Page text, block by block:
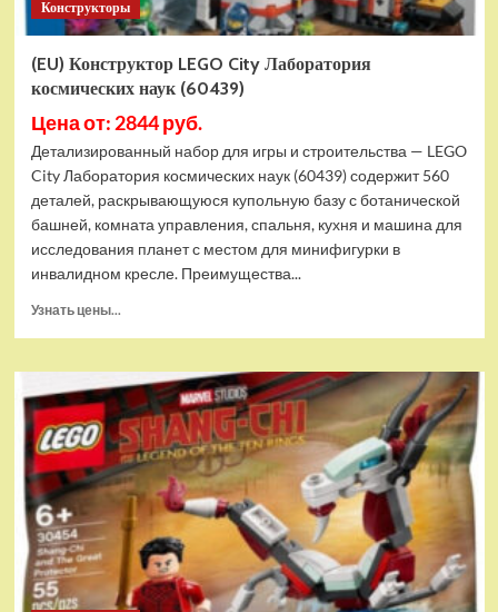
Конструкторы
(EU) Конструктор LEGO City Лаборатория
космических наук (60439)
Цена от: 2844 руб.
Детализированный набор для игры и строительства — LEGO
City Лаборатория космических наук (60439) содержит 560
деталей, раскрывающуюся купольную базу с ботанической
башней, комната управления, спальня, кухня и машина для
исследования планет с местом для минифигурки в
инвалидном кресле. Преимущества...
Узнать цены...
(EU)
Конструктор
LEGO
City
Лаборатория
космических
наук
(60439)